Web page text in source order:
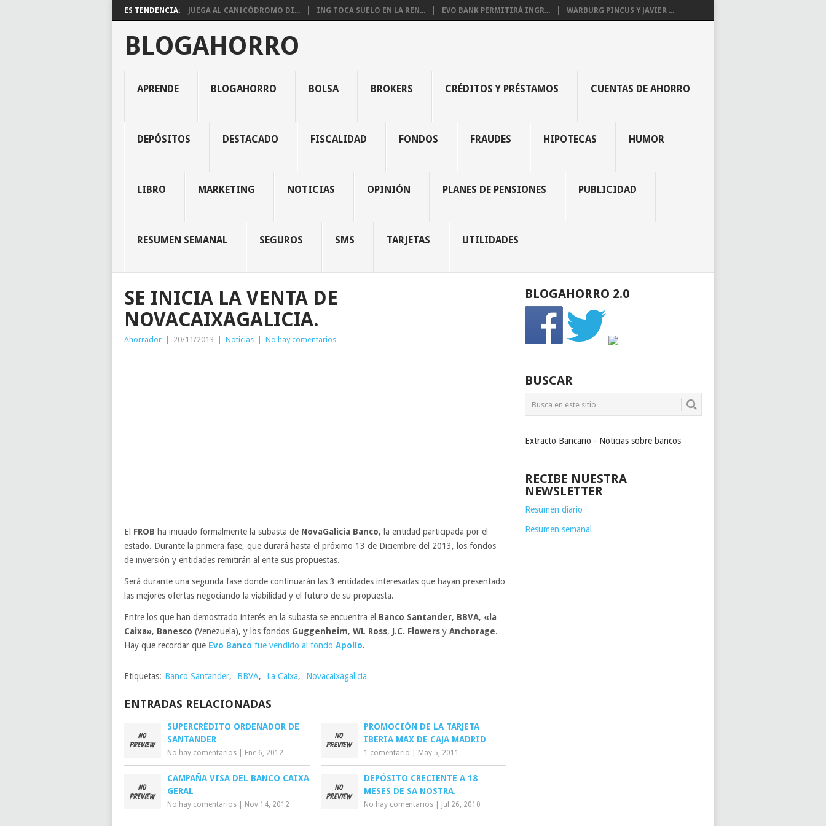
ES TENDENCIA: JUEGA AL CANICÓDROMO DI... ING TOCA SUELO EN LA REN... EVO BANK PERMITIRÁ INGR... WARBURG PINCUS Y JAVIER ...
BLOGAHORRO
APRENDE BLOGAHORRO BOLSA BROKERS CRÉDITOS Y PRÉSTAMOS CUENTAS DE AHORRO
DEPÓSITOS DESTACADO FISCALIDAD FONDOS FRAUDES HIPOTECAS HUMOR
LIBRO MARKETING NOTICIAS OPINIÓN PLANES DE PENSIONES PUBLICIDAD
RESUMEN SEMANAL SEGUROS SMS TARJETAS UTILIDADES
SE INICIA LA VENTA DE
NOVACAIXAGALICIA.
Ahorrador 20/11/2013 Noticias No hay comentarios
El FROB ha iniciado formalmente la subasta de NovaGalicia Banco, la entidad participada por el
estado. Durante la primera fase, que durará hasta el próximo 13 de Diciembre del 2013, los fondos
de inversión y entidades remitirán al ente sus propuestas.
Será durante una segunda fase donde continuarán las 3 entidades interesadas que hayan presentado
las mejores ofertas negociando la viabilidad y el futuro de su propuesta.
Entre los que han demostrado interés en la subasta se encuentra el Banco Santander, BBVA, «la
Caixa», Banesco (Venezuela), y los fondos Guggenheim, WL Ross, J.C. Flowers y Anchorage.
Hay que recordar que Evo Banco fue vendido al fondo Apollo.
Etiquetas: Banco Santander, BBVA, La Caixa, Novacaixagalicia
ENTRADAS RELACIONADAS
SUPERCRÉDITO ORDENADOR DE
SANTANDER
No hay comentarios Ene 6, 2012
PROMOCIÓN DE LA TARJETA
IBERIA MAX DE CAJA MADRID
1 comentario May 5, 2011
CAMPAÑA VISA DEL BANCO CAIXA
GERAL
No hay comentarios Nov 14, 2012
DEPÓSITO CRECIENTE A 18
MESES DE SA NOSTRA.
No hay comentarios Jul 26, 2010
BLOGAHORRO 2.0
BUSCAR
Extracto Bancario - Noticias sobre bancos
RECIBE NUESTRA
NEWSLETTER
Resumen diario
Resumen semanal